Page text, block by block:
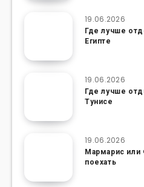
19.06.2026
Где лучше
Египте
19.06.2026
Где лучше
Тунисе
19.06.2026
Мармарис или
поехать